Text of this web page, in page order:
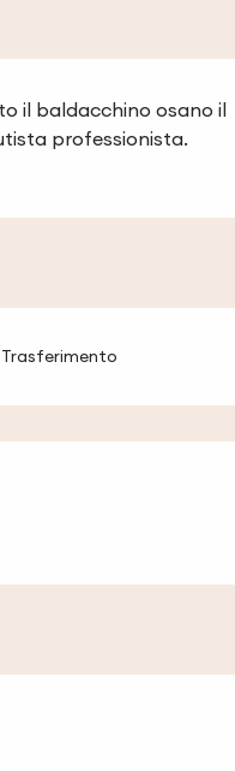
il baldacchino osano il
professionista.
Trasferimento